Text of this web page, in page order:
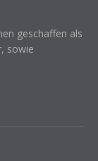
geschaffen als
sowie